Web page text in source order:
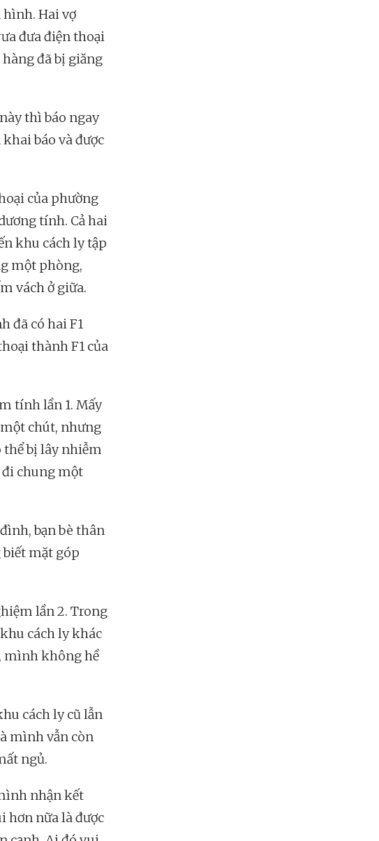
hình. Hai vợ
đưa điện thoại
đã bị giăng
thì báo ngay
báo và được
của phường
tính. Cả hai
khu cách ly tập
một phòng,
vách ở giữa.
đã có hai F1
thành F1 của
tính lần 1. Mấy
chút, nhưng
bị lây nhiễm
đi chung một
bạn bè thân
mặt góp
lần 2. Trong
cách ly khác
mình không hề
cách ly cũ lẫn
mình vẫn còn
ngủ.
nhận kết
hơn nữa là được